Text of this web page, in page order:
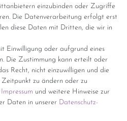
einzubinden oder Zugriffe
Die Datenverarbeitung erfolgt erst
diese Daten mit Dritten, die wir in
Einwilligung oder aufgrund eines
Die Zustimmung kann erteilt oder
Recht, nicht einzuwilligen und die
zu ändern oder zu
Impressum und weitere Hinweise zur
Daten in unserer Daten­schutz­
DHL (8,49 Euro ) inkl. MwSt.
Warenwert (innerhalb
Gerne kaufen wir dieses an.
anfordern.